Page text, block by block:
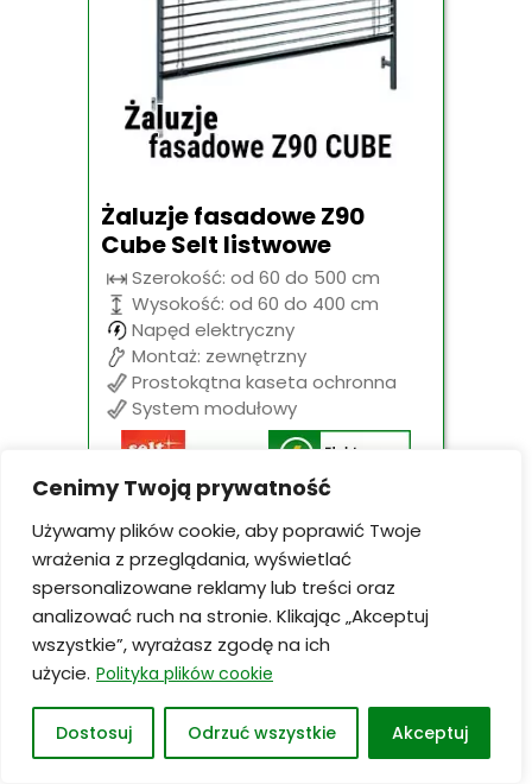
Cenimy Twoją prywatność
Używamy plików cookie, aby poprawić Twoje
wrażenia z przeglądania, wyświetlać
spersonalizowane reklamy lub treści oraz
analizować ruch na stronie. Klikając „Akceptuj
wszystkie”, wyrażasz zgodę na ich
użycie. Polityka plików cookie
Dostosuj Odrzuć wszystkie Akceptuj
Żaluzje fasadowe Z90
Cube Selt listwowe
Szerokość: od 60 do 500 cm
Wysokość: od 60 do 400 cm
Napęd elektryczny
Montaż: zewnętrzny
Prostokątna kaseta ochronna
System modułowy
Termin realizacji: ok. 3-4tygodnie
Transport Cała Europa
od 1103,00zł
z
ZOBACZ i WYCEŃ PRODUKT